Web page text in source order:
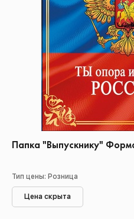
Папка "Выпускнику"
Тип цены: Розница
Цена скрыта